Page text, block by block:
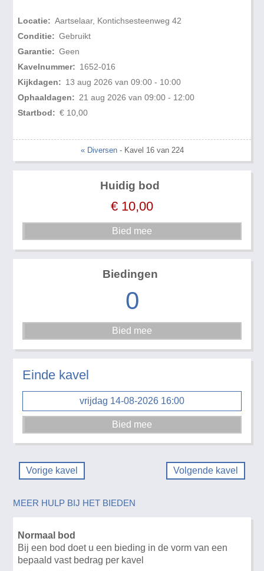
Locatie: Aartselaar, Kontichsesteenweg 42
Conditie: Gebruikt
Garantie: Geen
Kavelnummer: 1652-016
Kijkdagen: 13 aug 2026 van 09:00 - 10:00
Ophaaldagen: 21 aug 2026 van 09:00 - 12:00
Startbod: € 10,00
« Diversen- Kavel 16 van 224
Huidig bod
€ 10,00
Biedingen
0
Einde kavel
vrijdag 14-08-2026 16:00
Vorige kavel Volgende kavel
MEER HULP BIJ HET BIEDEN
Normaal bod
Bij een bod doet u een bieding in de vorm van een
bepaald vast bedrag per kavel